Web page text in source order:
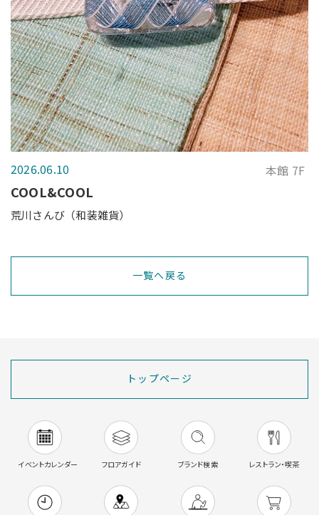
2026.06.10 本館 7F
COOL&COOL
荒川さんび（和装雑貨）
一覧へ戻る
トップページ
イベントカレンダー フロアガイド ブランド検索 レストラン・喫茶